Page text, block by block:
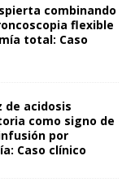
combinando
flexible
total: Caso
de acidosis
como signo de
por
Caso clínico